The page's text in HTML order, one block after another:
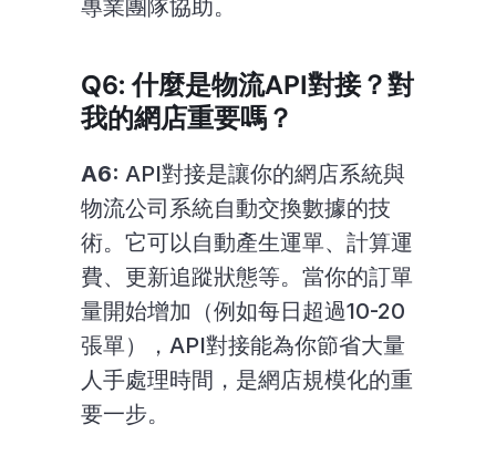
專業團隊協助。
Q6: 什麼是物流API對接？對
我的網店重要嗎？
A6: API對接是讓你的網店系統與
物流公司系統自動交換數據的技
術。它可以自動產生運單、計算運
費、更新追蹤狀態等。當你的訂單
量開始增加（例如每日超過10-20
張單），API對接能為你節省大量
人手處理時間，是網店規模化的重
要一步。